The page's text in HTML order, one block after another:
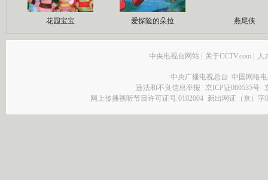
花园宝宝 爱探险的朵拉 燕尾侠
中央电视台网站 | 关于CCTV.com | 人
中央广播电视总台 中国网络
违法和不良信息举报
京ICP证060535号
网上传播视听节目许可证号 0102004 新出网证（京）